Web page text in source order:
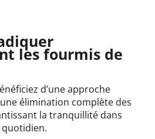
les fourmis de
d’une approche
élimination complète des
la tranquillité dans